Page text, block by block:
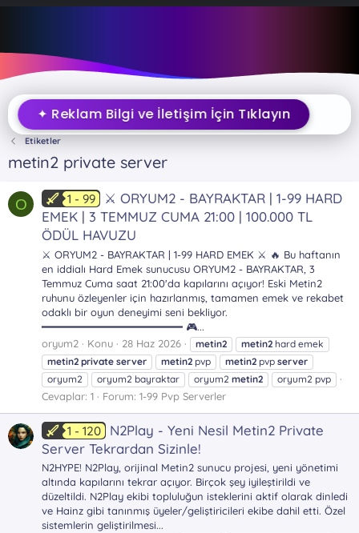
✦ Reklam Bilgi ve İletişim İçin Tıklayın
Etiketler
metin2 private server
O 1 - 99
⚔️ ORYUM2 - BAYRAKTAR | 1-99 HARD
EMEK | 3 TEMMUZ CUMA 21:00 | 100.000 TL
ÖDÜL HAVUZU
⚔️ ORYUM2 - BAYRAKTAR | 1-99 HARD EMEK ⚔️ 🔥 Bu haftanın
en iddialı Hard Emek sunucusu ORYUM2 - BAYRAKTAR, 3
Temmuz Cuma saat 21:00'da kapılarını açıyor! Eski Metin2
ruhunu özleyenler için hazırlanmış, tamamen emek ve rekabet
odaklı bir oyun deneyimi seni bekliyor.
━━━━━━━━━━━━━━━━━━━━━━ 🎮...
oryum2
Konu 28 Haz 2026 metin2 metin2 hard emek
metin2 private server metin2 pvp metin2 pvp server
oryum2
oryum2 bayraktar oryum2 metin2 oryum2 pvp
Cevaplar: 1 Forum: 1-99 Pvp Serverler
1 - 120
N2Play - Yeni Nesil Metin2 Private
Server Tekrardan Sizinle!
N2HYPE! N2Play, orijinal Metin2 sunucu projesi, yeni yönetimi
altında kapılarını tekrar açıyor. Birçok şey iyileştirildi ve
düzeltildi. N2Play ekibi topluluğun isteklerini aktif olarak dinledi
ve Hainz gibi tanınmış üyeler/geliştiricileri ekibe dahil etti. Özel
sistemlerin geliştirilmesi...